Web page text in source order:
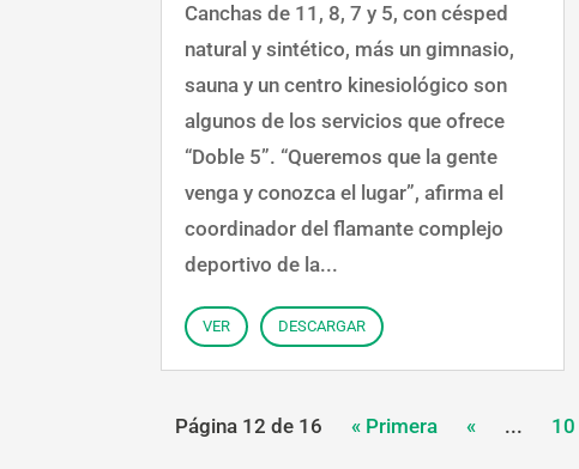
Canchas de 11, 8, 7 y 5, con césped
natural y sintético, más un gimnasio,
sauna y un centro kinesiológico son
algunos de los servicios que ofrece
“Doble 5”. “Queremos que la gente
venga y conozca el lugar”, afirma el
coordinador del flamante complejo
deportivo de la...
VER DESCARGAR
Página 12 de 16 « Primera « ... 10